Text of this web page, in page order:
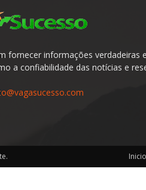
informações verdadeiras
a confiabilidade das notícias e
Inicio